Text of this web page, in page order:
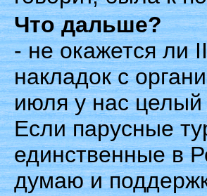
Что дальше?
- не окажется ли
накладок с
июля у нас целый
Если парусные
единственные в
думаю и